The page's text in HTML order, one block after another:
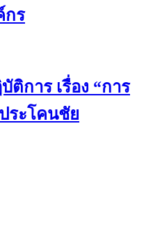
กร
การ เรื่อง “การ
ระโคนชัย